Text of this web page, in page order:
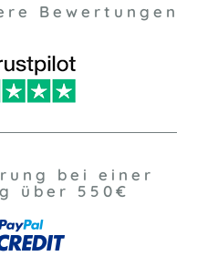
Bewertungen
bei einer
über 550€